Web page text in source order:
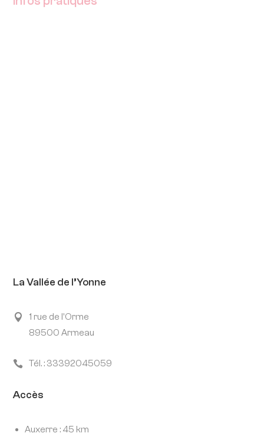
La Vallée de l’Yonne

1 rue de l'Orme
89500 Armeau
 Tél. : 33392045059
Accès
Auxerre : 45 km